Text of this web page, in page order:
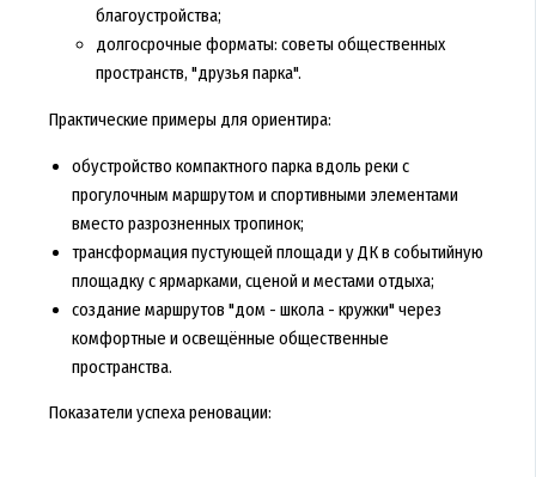
благоустройства;
долгосрочные форматы: советы общественных
пространств, "друзья парка".
Практические примеры для ориентира:
обустройство компактного парка вдоль реки с
прогулочным маршрутом и спортивными элементами
вместо разрозненных тропинок;
трансформация пустующей площади у ДК в событийную
площадку с ярмарками, сценой и местами отдыха;
создание маршрутов "дом - школа - кружки" через
комфортные и освещённые общественные
пространства.
Показатели успеха реновации: